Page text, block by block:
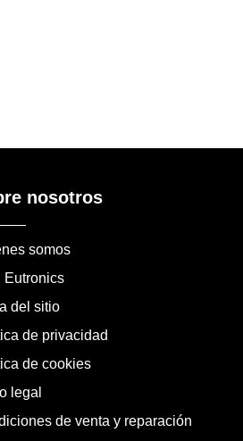
nosotros
somos
Eutronics
del sitio
de privacidad
de cookies
legal
de venta y reparación